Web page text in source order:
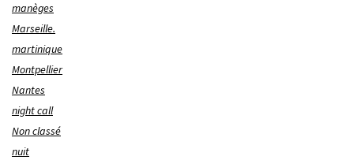
manèges
Marseille.
martinique
Montpellier
Nantes
night call
Non classé
nuit